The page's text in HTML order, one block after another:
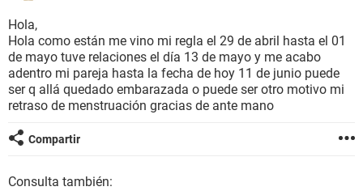
SEXUALIDAD
GLOSARIO
Hola,
Hola como están me vino mi regla el 29 de abril hasta el 01
de mayo tuve relaciones el día 13 de mayo y me acabo
adentro mi pareja hasta la fecha de hoy 11 de junio puede
ser q allá quedado embarazada o puede ser otro motivo mi
retraso de menstruación gracias de ante mano
Compartir
Consulta también: